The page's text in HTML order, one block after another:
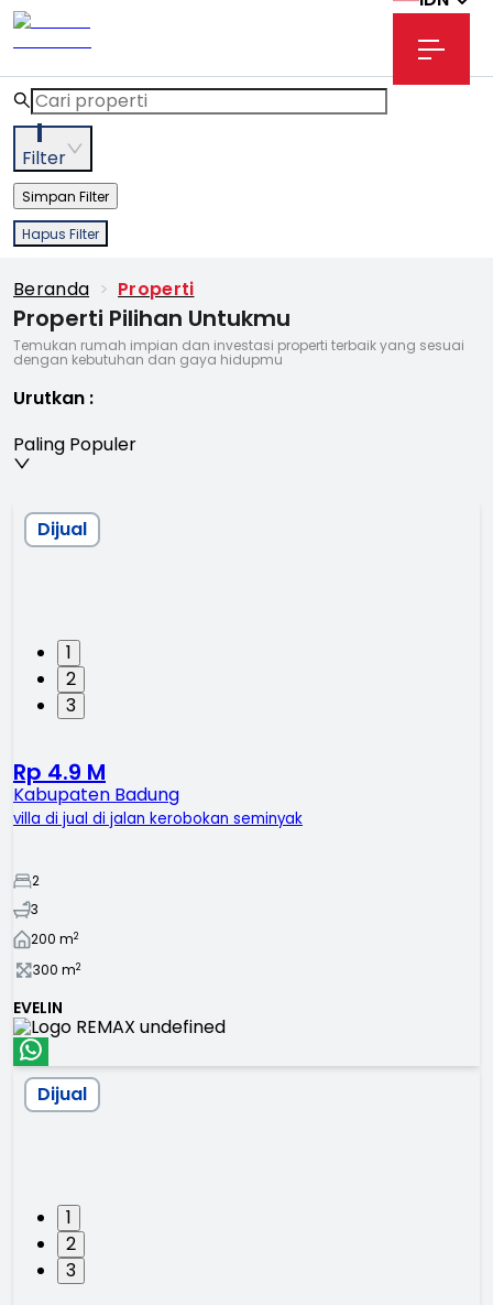
Filter
Simpan Filter
Hapus Filter
Beranda > Properti
Properti Pilihan Untukmu
Temukan rumah impian dan investasi properti terbaik yang sesuai
dengan kebutuhan dan gaya hidupmu
Urutkan :
Paling Populer
1
2
3
Dijual
Rp 4.9 M
Kabupaten Badung
villa di jual di jalan kerobokan seminyak
2
3
200 m2
300 m2
EVELIN
1
2
3
Dijual